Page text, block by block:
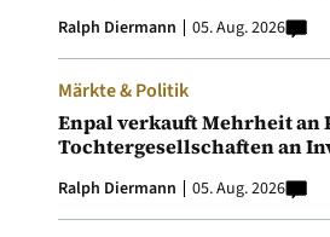
Ralph Diermann 05. Aug. 2026
Märkte & Politik
Enpal verkauft Mehrheit an
Tochtergesellschaften an
Ralph Diermann 05. Aug. 2026